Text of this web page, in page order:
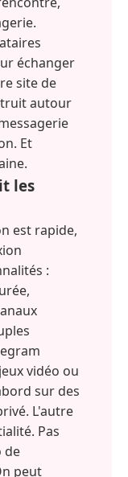
échanger
site de
autour
Et
les
est rapide,
:
vidéo ou
sur des
L'autre
Pas
de
peut